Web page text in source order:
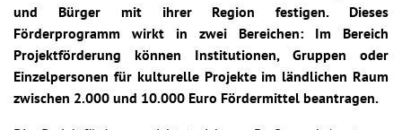
und Bürger mit ihrer Region festigen. Dieses
Förderprogramm wirkt in zwei Bereichen: Im Bereich
Projektförderung können Institutionen, Gruppen oder
Einzelpersonen für kulturelle Projekte im ländlichen Raum
zwischen 2.000 und 10.000 Euro Fördermittel beantragen.